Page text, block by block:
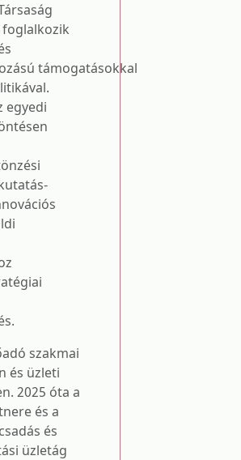
foglalkozik
támogatásokkal
egyedi
szakmai
és üzleti
2025 óta a
és a
és
üzletág